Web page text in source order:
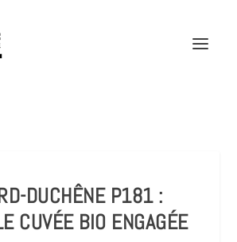
DUCHÊNE P181 :
CUVÉE BIO ENGAGÉE